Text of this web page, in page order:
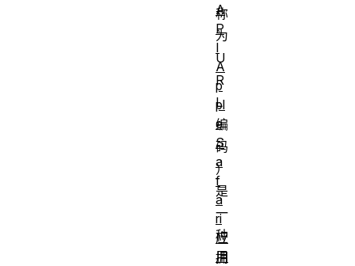
称
为
U
R
L
编
码
）
是
一
种
拥
A
P
I
A
p
pl
e
S
a
f
a
ri
应
用